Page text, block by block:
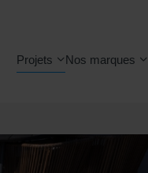
Projets Nos marques